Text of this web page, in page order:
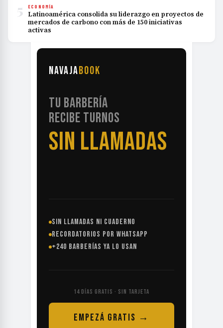
5 ECONOMÍA
Latinoamérica consolida su liderazgo en proyectos de
mercados de carbono con más de 150 iniciativas
activas
NAVAJABOOK
TU BARBERÍA
RECIBE TURNOS
SIN LLAMADAS
SIN LLAMADAS NI CUADERNO
RECORDATORIOS POR WHATSAPP
+240 BARBERÍAS YA LO USAN
14 DÍAS GRATIS · SIN TARJETA
EMPEZÁ GRATIS →